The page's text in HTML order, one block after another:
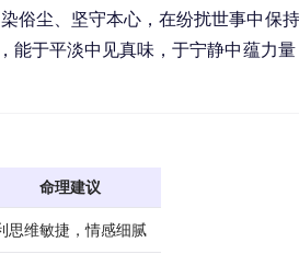
俗尘、坚守本心，在纷扰世事中保
能于平淡中见真味，于宁静中蕴力
命理建议
思维敏捷，情感细腻